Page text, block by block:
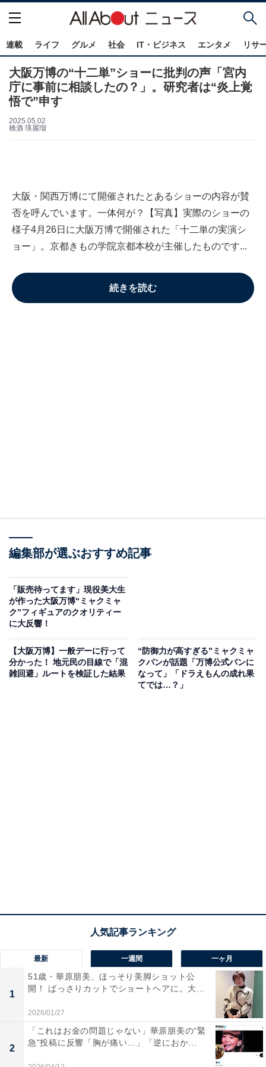
連載 ライフ グルメ 社会 IT・ビジネス エンタメ リサ
大阪万博の“十二単”ショーに批判の声「宮内
庁に事前に相談したの？」。研究者は“炎上覚
悟で”申す
2025.05.02
橋酒 瑛麗瑠
大阪・関西万博にて開催されたとあるショーの内容が賛
否を呼んでいます。一体何が？【写真】実際のショーの
様子4月26日に大阪万博で開催された「十二単の実演シ
ョー」。京都きもの学院京都本校が主催したものです...
続きを読む
編集部が選ぶおすすめ記事
「販売待ってます」現役美大生
が作った大阪万博“ミャクミャ
ク”フィギュアのクオリティー
に大反響！
【大阪万博】一般デーに行って
分かった！ 地元民の目線で「混
雑回避」ルートを検証した結果
“防御力が高すぎる”ミャクミャ
クパンが話題「万博公式パンに
なって」「ドラえもんの成れ果
てでは…？」
最新 一週間 一ヶ月
1
51歳・華原朋美、ほっそり美脚ショット公
開！ ばっさりカットでショートヘアに。大...
2026/01/27
2
「これはお金の問題じゃない」華原朋美の“緊
急”投稿に反響「胸が痛い…」「逆におか...